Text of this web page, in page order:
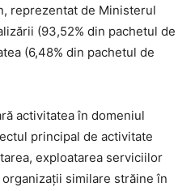
reprezentat de Ministerul
(93,52% din pachetul de
(6,48% din pachetul de
activitatea în domeniul
principal de activitate
exploatarea serviciilor
similare străine în